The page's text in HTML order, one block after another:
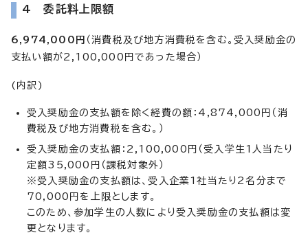
4 委託料上限額
6,974,000 円 （消費税及び地方消費税を含む。受入奨励金の
支払い額が2,100,000円であった場合）
(内訳)
受入奨励金の支払額を除く経費の額：4,874,000円（消
費税及び地方消費税を含む。）
受入奨励金の支払額：2,100,000円（受入学生1人当たり
定額35,000円（課税対象外）
※受入奨励金の支払額は、受入企業1社当たり2名分まで
70,000円を上限とします。
このため、参加学生の人数により受入奨励金の支払額は変
更となります。